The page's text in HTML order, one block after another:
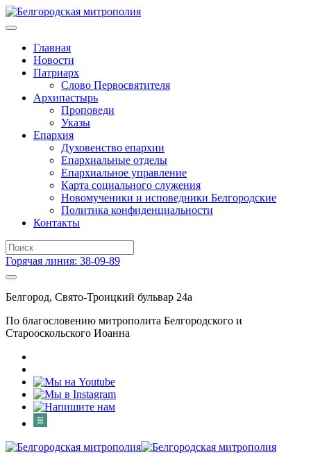
Главная
Новости
Патриарх
Слово Первосвятителя
Архипастырь
Проповеди
Указы
Епархия
Духовенство епархии
Епархиальные отделы
Епархиальное управление
Карта социального служения
Новомученики и исповедники Белгородские
Политика конфиденциальности
Контакты
Горячая линия: 38-09-89
Белгород, Свято-Троицкий бульвар 24а
По благословению митрополита Белгородского и
Старооскольского Иоанна